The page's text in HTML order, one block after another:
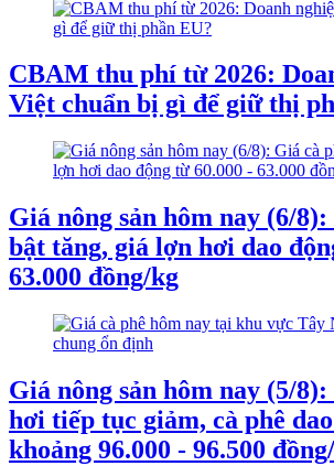
CBAM thu phí từ 2026:
Việt chuẩn bị gì để giữ thị
Giá nông sản hôm nay (6/
bật tăng, giá lợn hơi dao
63.000 đồng/kg
Giá nông sản hôm nay (5/
hơi tiếp tục giảm, cà phê
khoảng 96.000 - 96.500